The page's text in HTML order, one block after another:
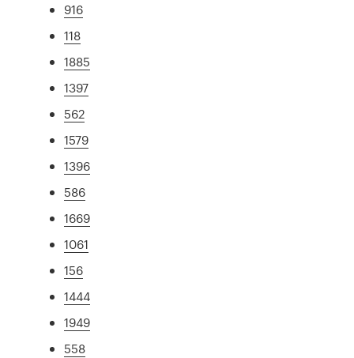
916
118
1885
1397
562
1579
1396
586
1669
1061
156
1444
1949
558